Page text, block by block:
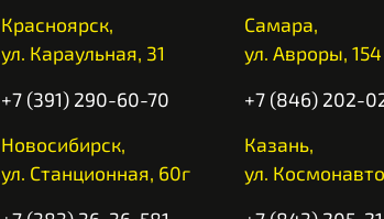
Красноярск,
ул. Караульная, 31
+7 (391) 290-60-70
Самара,
ул. Авроры, 154
+7 (846) 202-
Новосибирск,
ул. Станционная, 60г
Казань,
ул.